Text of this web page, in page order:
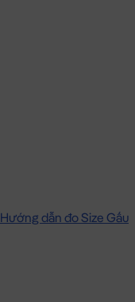
Hướng dẫn đo Size Gấu